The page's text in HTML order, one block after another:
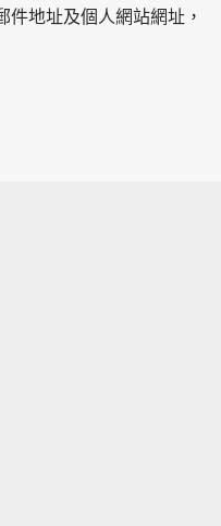
地址及個人網站網址，